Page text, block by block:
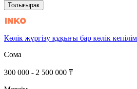
Толығырак
Көлік жүргізу құқығы бар көлік
Сома
300 000 - 2 500 000 ₸